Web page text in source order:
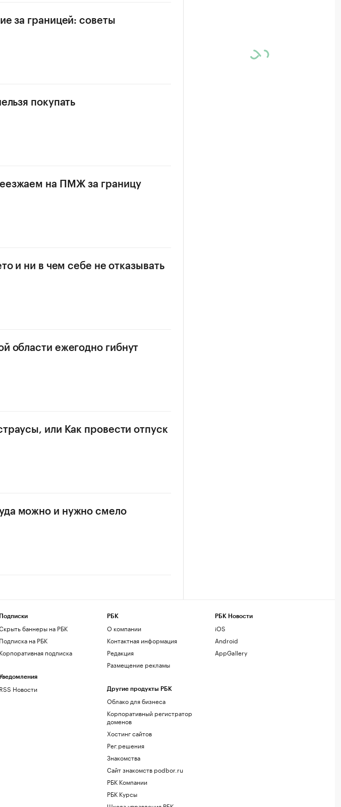
за границей: советы
покупать
на ПМЖ за границу
и ни в чем себе не отказывать
области ежегодно гибнут
или Как провести отпуск
можно и нужно смело
Подписки
баннеры на РБК
Подписка на РБК
Корпоративная подписка
RSS Новости
РБК
О компании
Контактная информация
Редакция
Размещение рекламы
Другие продукты РБК
Облако для бизнеса
Корпоративный регистратор
доменов
Хостинг сайтов
Рег.решения
Знакомства
Сайт знакомств podbor.ru
РБК Компании
РБК Курсы
РБК Новости
iOS
Android
AppGallery